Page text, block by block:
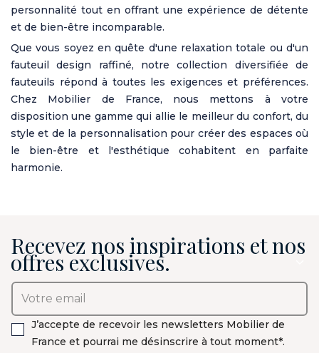
personnalité tout en offrant une expérience de détente
et de bien-être incomparable.
Que vous soyez en quête d'une relaxation totale ou d'un
fauteuil design raffiné, notre collection diversifiée de
fauteuils répond à toutes les exigences et préférences.
Chez Mobilier de France, nous mettons à votre
disposition une gamme qui allie le meilleur du confort, du
style et de la personnalisation pour créer des espaces où
le bien-être et l'esthétique cohabitent en parfaite
harmonie.
Recevez nos inspirations et nos
offres exclusives.
J’accepte de recevoir les newsletters Mobilier de
France et pourrai me désinscrire à tout moment*.